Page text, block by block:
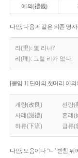
예의(禮儀)
다만, 다음과 같은 의존 명
리(里): 몇 리냐?
리(理): 그럴 리가 없다.
[붙임 1] 단어의 첫머리 이
개량(改良) 선량(
사례(謝禮)
혼례(
하류(下流)
급류(
다만, 모음이나 ‘ㄴ’ 받침 뒤